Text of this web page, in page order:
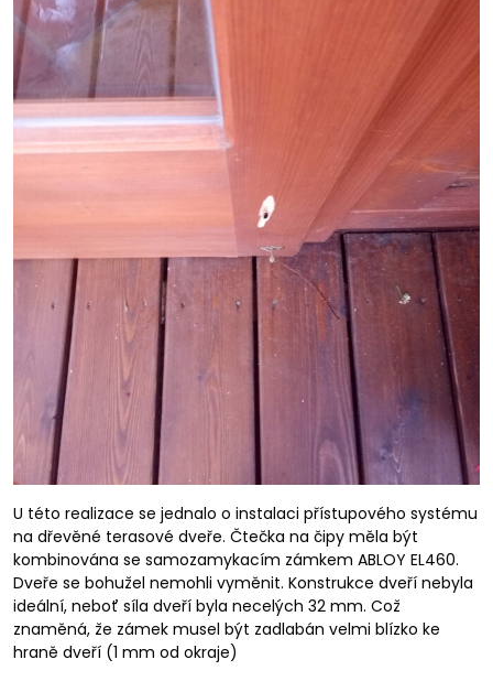
U této realizace se jednalo o instalaci přístupového systému
na dřevěné terasové dveře. Čtečka na čipy měla být
kombinována se samozamykacím zámkem ABLOY EL460.
Dveře se bohužel nemohli vyměnit. Konstrukce dveří nebyla
ideální, neboť síla dveří byla necelých 32 mm. Což
znaměná, že zámek musel být zadlabán velmi blízko ke
hraně dveří (1 mm od okraje)